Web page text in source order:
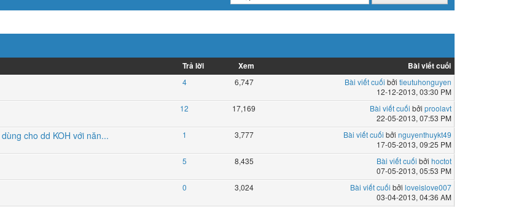
Trả lời Xem Bài viết cuối
4 6,747 Bài viết cuối bởi tieutuhonguyen
12-12-2013, 03:30 PM
12 17,169 Bài viết cuối bởi proolavt
22-05-2013, 07:53 PM
cho dd KOH với năn... 1 3,777 Bài viết cuối bởi nguyenthuykt49
17-05-2013, 09:25 PM
5 8,435 Bài viết cuối bởi hoctot
07-05-2013, 05:53 PM
0 3,024 Bài viết cuối bởi loveislove007
03-04-2013, 04:36 AM